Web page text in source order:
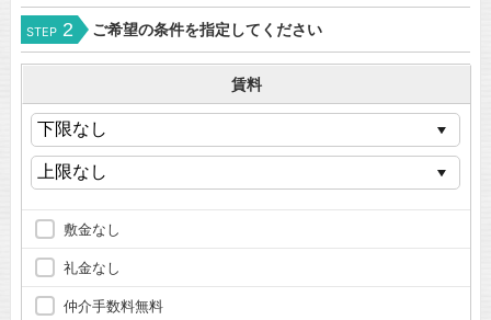
STEP 2 ご希望の条件を指定してください
賃料
敷金なし
礼金なし
仲介手数料無料